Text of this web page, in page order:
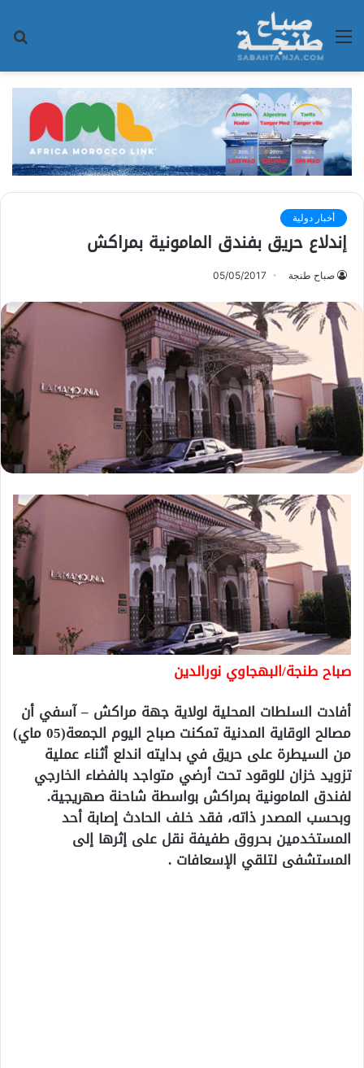
القائمة
أخبار دولية
إندلاع حريق بفندق المامونية بمراكش
صباح طنجة 05/05/2017
صباح طنجة/البهجاوي نورالدين
أفادت السلطات المحلية لولاية جهة مراكش – آسفي أن
مصالح الوقاية المدنية تمكنت صباح اليوم الجمعة(05 ماي)
من السيطرة على حريق في بدايته اندلع أثناء عملية
تزويد خزان للوقود تحت أرضي متواجد بالفضاء الخارجي
لفندق المامونية بمراكش بواسطة شاحنة صهريجية.
وبحسب المصدر ذاته، فقد خلف الحادث إصابة أحد
المستخدمين بحروق طفيفة نقل على إثرها إلى
المستشفى لتلقي الإسعافات .